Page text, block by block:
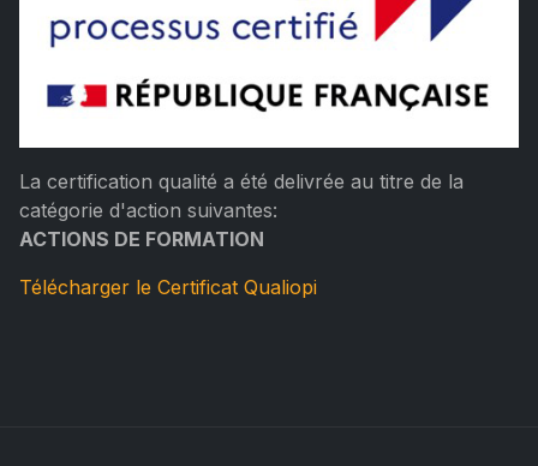
La certification qualité a été delivrée au titre de la
catégorie d'action suivantes:
ACTIONS DE FORMATION
Télécharger le Certificat Qualiopi